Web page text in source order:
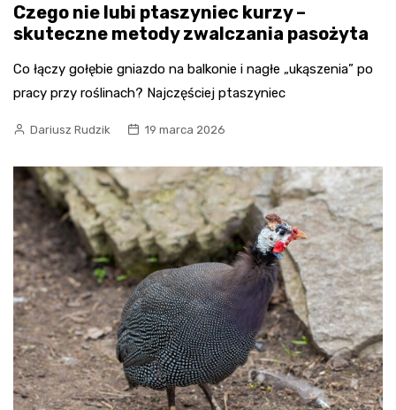
Czego nie lubi ptaszyniec kurzy –
skuteczne metody zwalczania pasożyta
Co łączy gołębie gniazdo na balkonie i nagłe „ukąszenia” po
pracy przy roślinach? Najczęściej ptaszyniec
Dariusz Rudzik 19 marca 2026